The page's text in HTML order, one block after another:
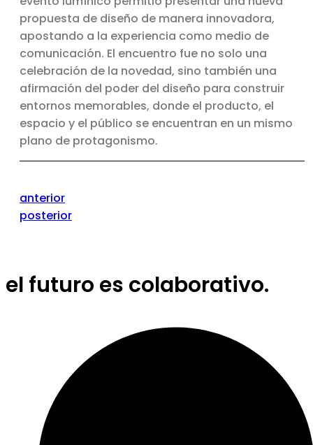
propuesta de diseño de manera innovadora,
apostando a la experiencia como medio de
comunicación. El encuentro fue no solo una
celebración de la novedad, sino también una
afirmación del poder del diseño para construir
entornos memorables, donde el producto, el
espacio y el público se encuentran en un mismo
plano de protagonismo.
anterior
posterior
el futuro es colaborativo.